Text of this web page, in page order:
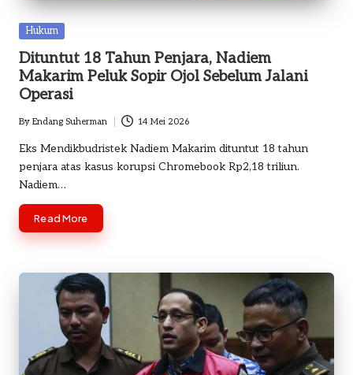
o
m
Posted
Hukum
Dituntut 18 Tahun Penjara, Nadiem
Makarim Peluk Sopir Ojol Sebelum Jalani
Operasi
Posted
by
By Endang Suherman 14 Mei 2026
Eks Mendikbudristek Nadiem Makarim dituntut 18 tahun
penjara atas kasus korupsi Chromebook Rp2,18 triliun.
Nadiem…
Read More